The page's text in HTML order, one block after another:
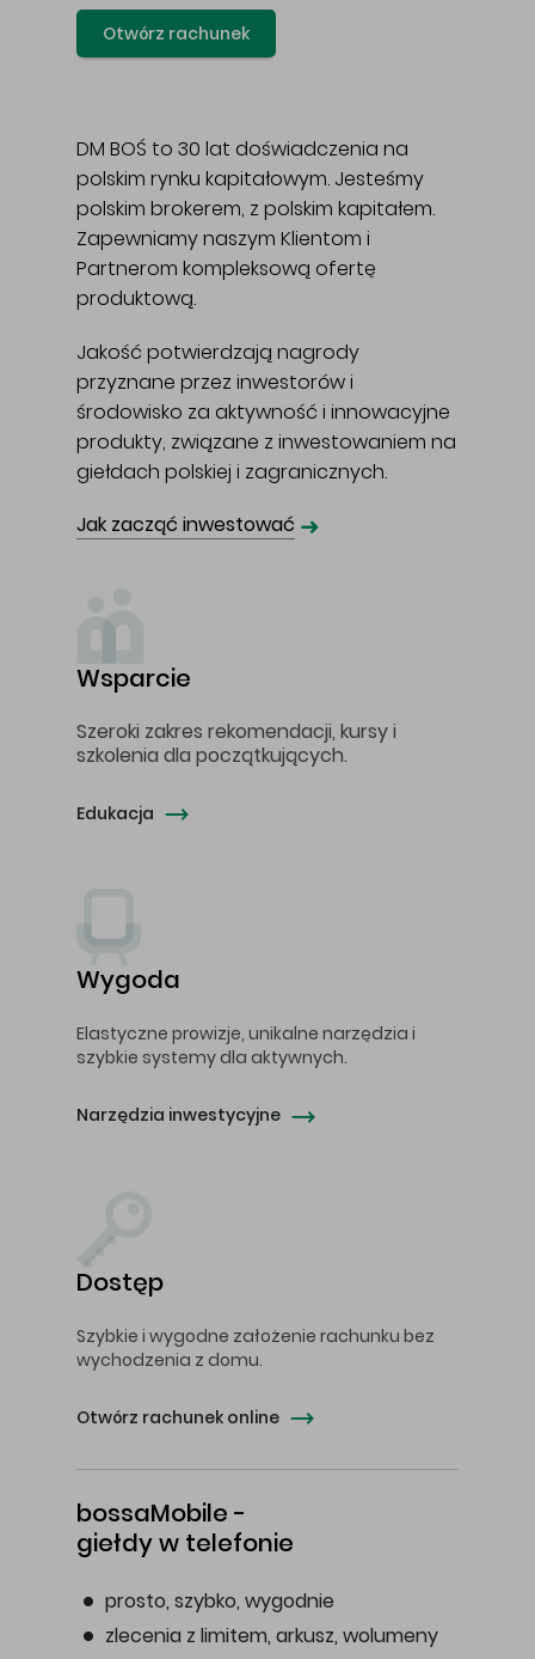
Otwórz rachunek
DM BOŚ to 30 lat doświadczenia na
polskim rynku kapitałowym. Jesteśmy
polskim brokerem, z polskim kapitałem.
Zapewniamy naszym Klientom i
Partnerom kompleksową ofertę
produktową.
Jakość potwierdzają nagrody
przyznane przez inwestorów i
środowisko za aktywność i innowacyjne
produkty, związane z inwestowaniem na
giełdach polskiej i zagranicznych.
Jak zacząć inwestować ➜
Wsparcie
Szeroki zakres rekomendacji, kursy i
szkolenia dla początkujących.
Edukacja
Wygoda
Elastyczne prowizje, unikalne narzędzia i
szybkie systemy dla aktywnych.
Narzędzia inwestycyjne
Dostęp
Szybkie i wygodne założenie rachunku bez
wychodzenia z domu.
Otwórz rachunek online
bossaMobile -
giełdy w telefonie
prosto, szybko, wygodnie
zlecenia z limitem, arkusz, wolumeny